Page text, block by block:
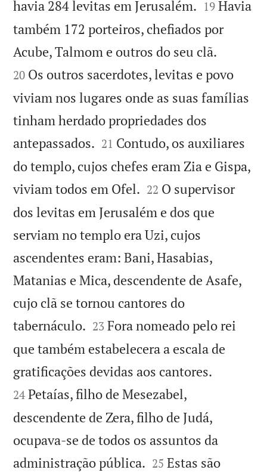
havia 284 levitas em Jerusalém. 

19 Havia
também 172 porteiros, chefiados por
Acube, Talmom e outros do seu clã.
20 Os outros sacerdotes, levitas e povo
viviam nos lugares onde as suas famílias
tinham herdado propriedades dos
antepassados. 

21 Contudo, os auxiliares
do templo, cujos chefes eram Zia e Gispa,
viviam todos em Ofel. 

22 O supervisor
dos levitas em Jerusalém e dos que
serviam no templo era Uzi, cujos
ascendentes eram: Bani, Hasabias,
Matanias e Mica, descendente de Asafe,
cujo clã se tornou cantores do
tabernáculo. 

23 Fora nomeado pelo rei
que também estabelecera a escala de
gratificações devidas aos cantores.
24 Petaías, filho de Mesezabel,
descendente de Zera, filho de Judá,
ocupava-se de todos os assuntos da
administração pública. 

25 Estas são